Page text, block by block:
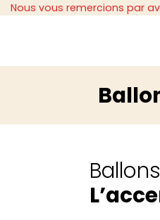
Nous vous remercions par